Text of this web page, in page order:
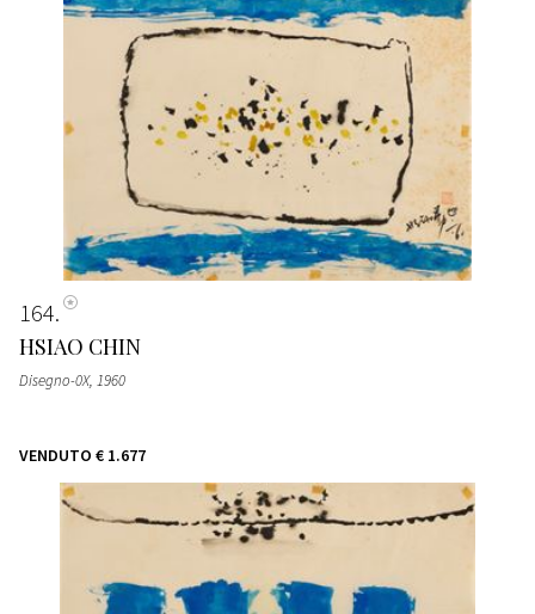
164
HSIAO CHIN
Disegno-0X, 1960
VENDUTO € 1.677